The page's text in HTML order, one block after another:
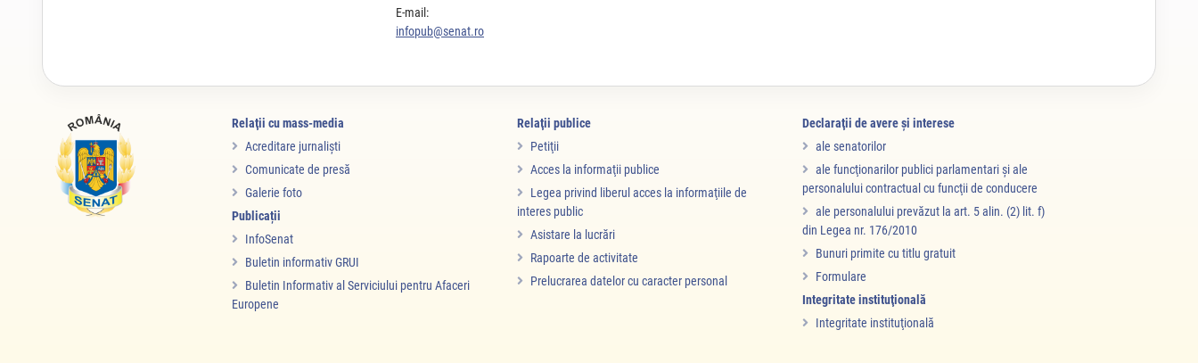
E-mail:
infopub@senat.ro
Relaţii cu mass-media
Acreditare jurnalişti
Comunicate de presă
Galerie foto
Publicații
InfoSenat
Buletin informativ GRUI
Buletin Informativ al Serviciului pentru Afaceri
Europene
Relaţii publice
Petiţii
Acces la informaţii publice
Legea privind liberul acces la informaţiile de
interes public
Asistare la lucrări
Rapoarte de activitate
Prelucrarea datelor cu caracter personal
Declaraţii de avere şi interese
ale senatorilor
ale funcţionarilor publici parlamentari şi ale
personalului contractual cu funcţii de conducere
ale personalului prevăzut la art. 5 alin. (2) lit. f)
din Legea nr. 176/2010
Bunuri primite cu titlu gratuit
Formulare
Integritate instituţională
Integritate instituţională